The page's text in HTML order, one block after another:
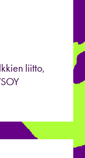
liitto,